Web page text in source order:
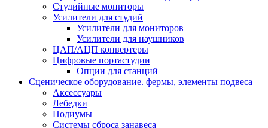
Студийные мониторы
Усилители для студий
Усилители для мониторов
Усилители для наушников
ЦАП/АЦП конвертеры
Цифровые портастудии
Опции для станций
Сценическое оборудование. фермы, элементы подвеса
Аксессуары
Лебедки
Подиумы
Системы сброса занавеса